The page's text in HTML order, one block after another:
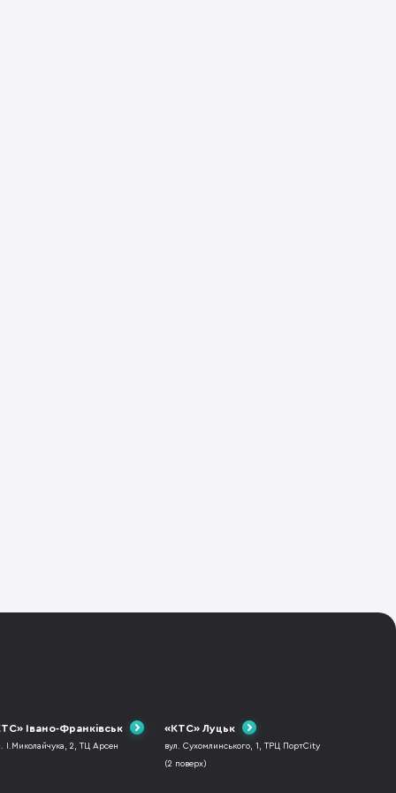
Івано-Франківськ
І.Миколайчука, 2, ТЦ Арсен
«КТС» Луцьк
вул. Сухомлинського, 1, ТРЦ ПортCity
(2 поверх)